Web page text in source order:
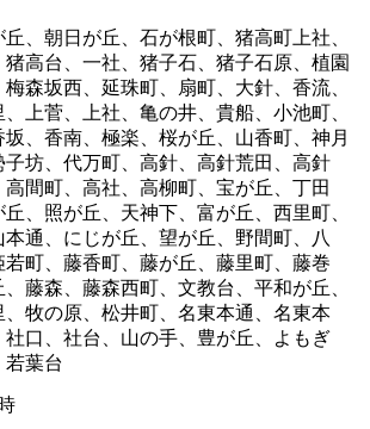
、朝日が丘、石が根町、猪高町上社、
高台、一社、猪子石、猪子石原、植園
森坂西、延珠町、扇町、大針、香流、
上菅、上社、亀の井、貴船、小池町、
、香南、極楽、桜が丘、山香町、神月
子坊、代万町、高針、高針荒田、高針
高間町、高社、高柳町、宝が丘、丁田
、照が丘、天神下、富が丘、西里町、
通、にじが丘、望が丘、野間町、八
町、藤香町、藤が丘、藤里町、藤巻
藤森、藤森西町、文教台、平和が丘、
、牧の原、松井町、名東本通、名東本
社口、社台、山の手、豊が丘、よもぎ
若葉台